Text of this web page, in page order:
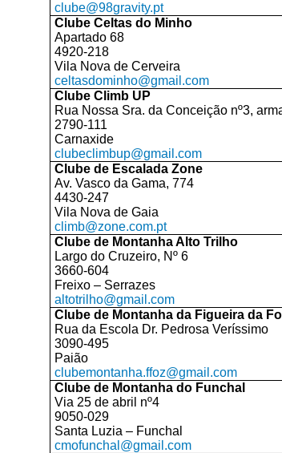
clube@98gravity.pt
Clube Celtas do Minho
Apartado 68
4920-218
Vila Nova de Cerveira
celtasdominho@gmail.com
Clube Climb UP
Rua Nossa Sra. da Conceição nº3,
2790-111
Carnaxide
clubeclimbup@gmail.com
Clube de Escalada Zone
Av. Vasco da Gama, 774
4430-247
Vila Nova de Gaia
climb@zone.com.pt
Clube de Montanha Alto Trilho
Largo do Cruzeiro, Nº 6
3660-604
Freixo – Serrazes
altotrilho@gmail.com
Clube de Montanha da Figueira da
Rua da Escola Dr. Pedrosa Veríssimo
3090-495
Paião
clubemontanha.ffoz@gmail.com
Clube de Montanha do Funchal
Via 25 de abril nº4
9050-029
Santa Luzia – Funchal
cmofunchal@gmail.com